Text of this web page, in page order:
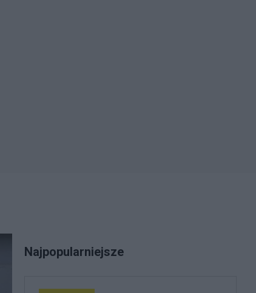
Najpopularniejsze